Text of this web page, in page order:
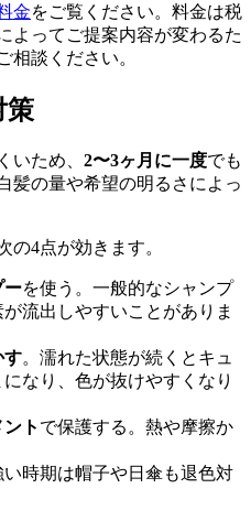
金をご覧ください。料金は税
よってご提案内容が変わるた
相談ください。
策
いため、 2〜3ヶ月に一度でも
髪の量や希望の明るさによっ
の4点が効きます。
ーを使う。一般的なシャンプ
流出しやすいことがありま
す。濡れた状態が続くとキュ
なり、色が抜けやすくなり
ト で保護する。熱や摩擦か
い時期は帽子や日傘も退色対